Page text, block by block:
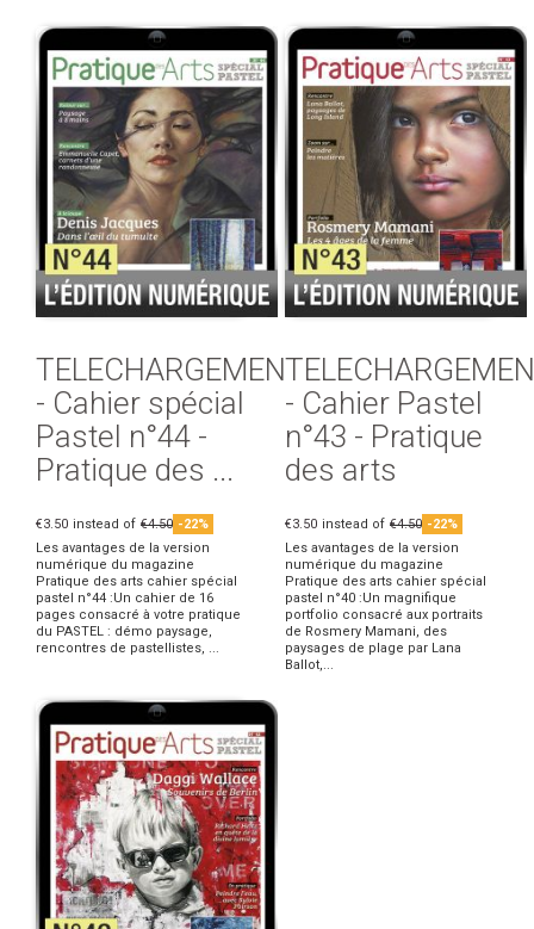
TELECHARGEMENT
- Cahier spécial
Pastel n°44 -
Pratique des ...
€3.50 instead of €4.50 -22%
Les avantages de la version
numérique du magazine
Pratique des arts cahier spécial
pastel n°44 :Un cahier de 16
pages consacré à votre pratique
du PASTEL : démo paysage,
rencontres de pastellistes, ...
- Cahier Pastel
n°43 - Pratique
des arts
€3.50 instead of €4.50 -22%
Les avantages de la version
numérique du magazine
Pratique des arts cahier spécial
pastel n°40 :Un magnifique
portfolio consacré aux portraits
de Rosmery Mamani, des
paysages de plage par Lana
Ballot,...